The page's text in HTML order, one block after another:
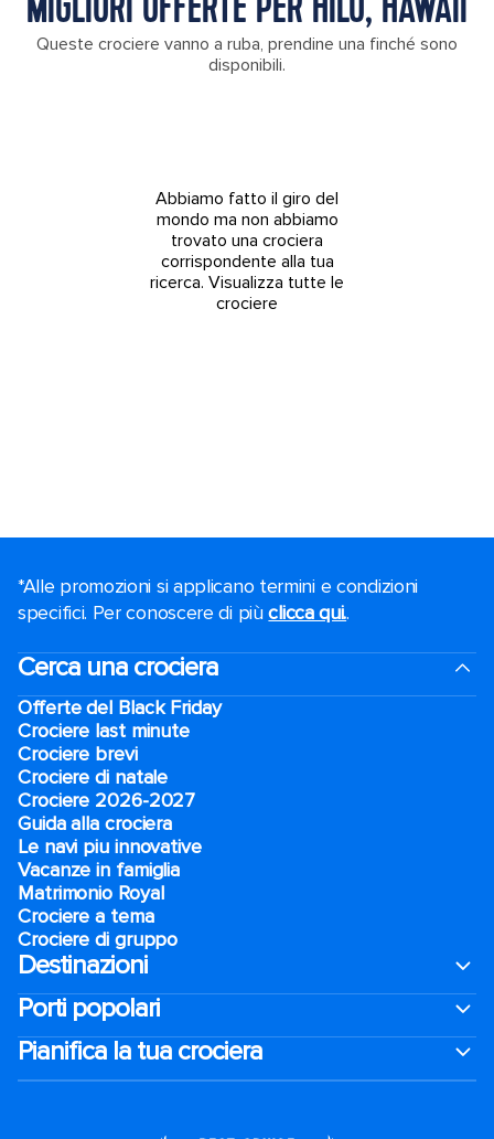
MIGLIORI OFFERTE PER HILO, HAWAII
Queste crociere vanno a ruba, prendine una finché sono
disponibili.
Abbiamo fatto il giro del
mondo ma non abbiamo
trovato una crociera
corrispondente alla tua
ricerca. Visualizza tutte le
crociere
*Alle promozioni si applicano termini e condizioni
specifici. Per conoscere di piùclicca qui..
Cerca una crociera
Offerte del Black Friday
Crociere last minute
Crociere brevi​
Crociere di natale​
Crociere 2026-2027
Guida alla crociera
Le navi piu innovative
Vacanze in famiglia
Matrimonio Royal
Crociere a tema
Crociere di gruppo
Destinazioni
Porti popolari
Pianifica la tua crociera